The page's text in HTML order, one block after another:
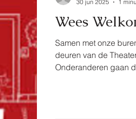
Wees
Samen met onze
deuren van de
Onderanderen gaan
30 jun 2025
1